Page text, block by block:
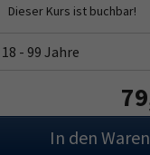
18 - 99 Jahre
In den